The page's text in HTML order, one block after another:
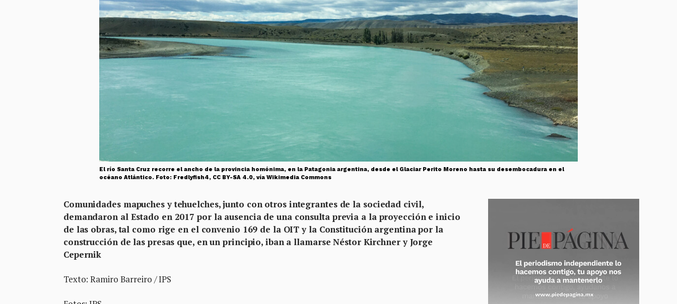
El río Santa Cruz recorre el ancho de la provincia homónima, en la Patagonia argentina, desde el Glaciar Perito Moreno hasta su desembocadura en el
océano Atlántico. Foto: Fredlyfish4, CC BY-SA 4.0, vía Wikimedia Commons
Comunidades mapuches y tehuelches, junto con otros integrantes de la sociedad civil,
demandaron al Estado en 2017 por la ausencia de una consulta previa a la proyección e inicio
de las obras, tal como rige en el convenio 169 de la OIT y la Constitución argentina por la
construcción de las presas que, en un principio, iban a llamarse Néstor Kirchner y Jorge
Cepernik
Texto: Ramiro Barreiro / IPS